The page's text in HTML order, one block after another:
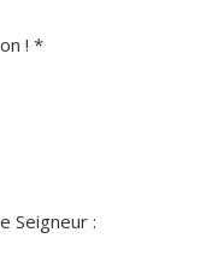
! *
Seigneur :